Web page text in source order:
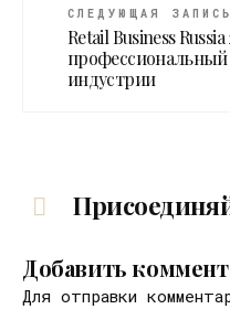
СЛЕДУЮЩАЯ ЗАПИСЬ
Retail Business Russia
индустрии
Добавить
Для отправки